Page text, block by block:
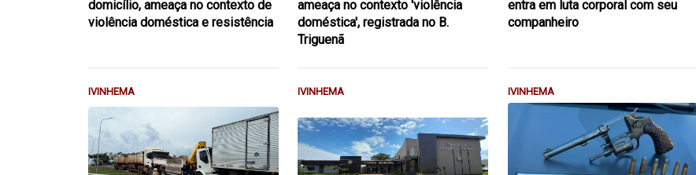
domicílio, ameaça no contexto de
violência doméstica e resistência
ameaça no contexto 'violência
doméstica', registrada no B.
Triguenã
entra em luta corporal com seu
companheiro
IVINHEMA IVINHEMA IVINHEMA